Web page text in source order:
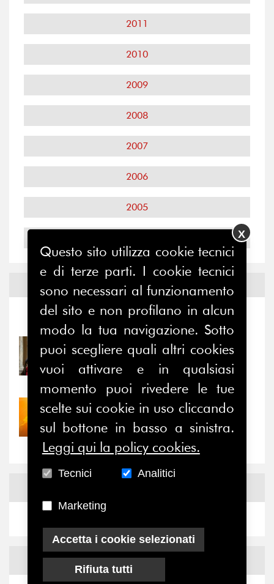
2011
2010
2009
2008
2007
2006
2005
Notizie ed Eventi
Notizie -Eventi
31/07/2026
Prima della pausa estiva,
il valore di...
30/07/2026
Nove anni dopo la
“grande cecità”: la...
NewsX
Questo sito utilizza cookie tecnici
e di terze parti. I cookie tecnici
sono necessari al funzionamento
del sito e non profilano in alcun
modo la tua navigazione. Sotto
puoi scegliere quali altri cookies
vuoi attivare e in qualsiasi
momento puoi rivedere le tue
scelte sui cookie in uso cliccando
sul bottone in basso a sinistra.
Leggi qui la policy cookies.
Tecnici Analitici
Marketing
Accetta i cookie selezionati
Rifiuta tutti
X